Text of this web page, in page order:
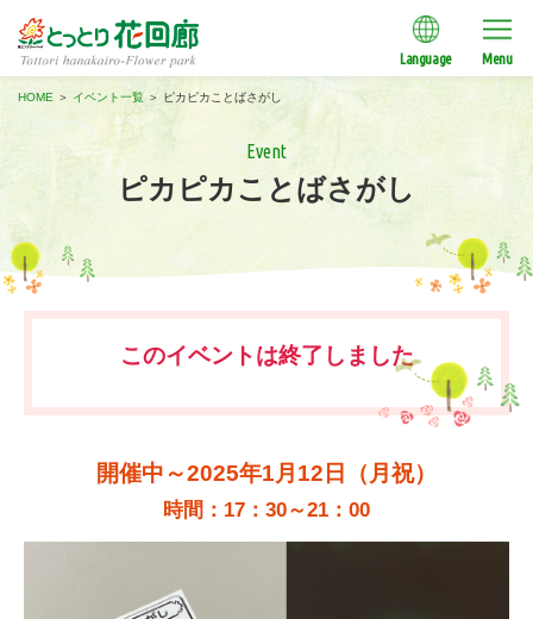
Language Menu
HOME ＞イベント一覧＞ ピカピカことばさがし
Event
ピカピカことばさがし
このイベントは終了しました
開催中～2025年1月12日（月祝）
時間：17：30～21：00